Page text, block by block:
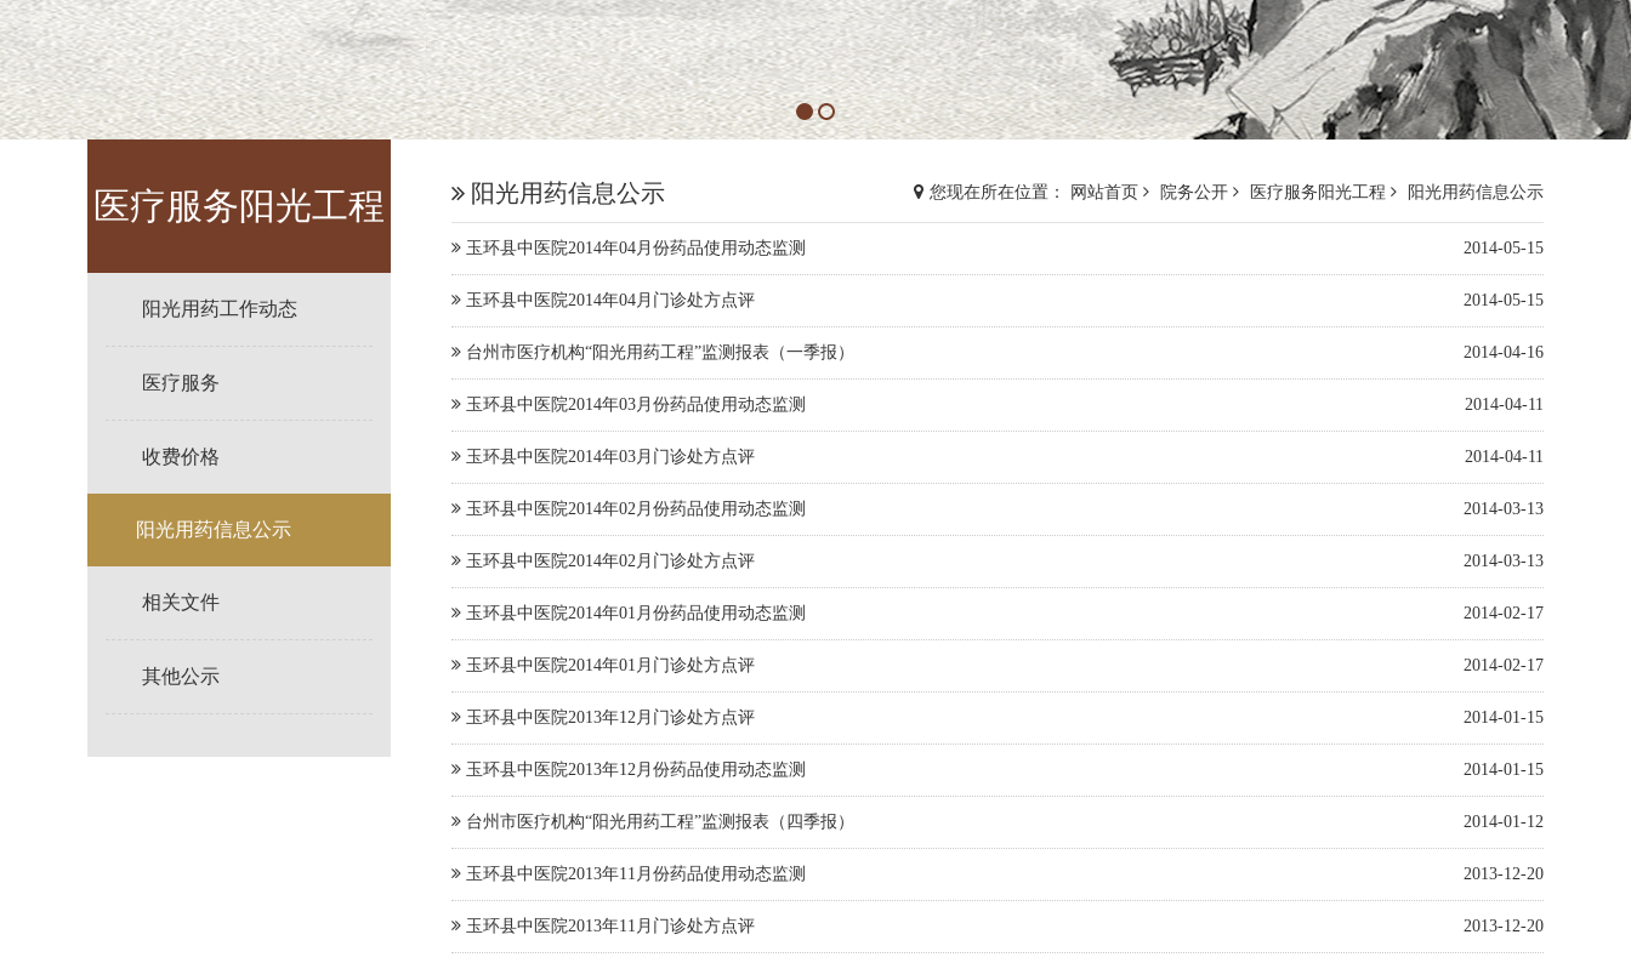
医疗服务阳光工程
阳光用药工作动态
医疗服务
收费价格
阳光用药信息公示
相关文件
其他公示
您现在所在位置： 网站首页 院务公开 医疗服务阳光工程 阳光用药信息公示
阳光用药信息公示
玉环县中医院2014年04月份药品使用动态监测 2014-05-15
玉环县中医院2014年04月门诊处方点评 2014-05-15
台州市医疗机构“阳光用药工程”监测报表（一季报） 2014-04-16
玉环县中医院2014年03月份药品使用动态监测 2014-04-11
玉环县中医院2014年03月门诊处方点评 2014-04-11
玉环县中医院2014年02月份药品使用动态监测 2014-03-13
玉环县中医院2014年02月门诊处方点评 2014-03-13
玉环县中医院2014年01月份药品使用动态监测 2014-02-17
玉环县中医院2014年01月门诊处方点评 2014-02-17
玉环县中医院2013年12月门诊处方点评 2014-01-15
玉环县中医院2013年12月份药品使用动态监测 2014-01-15
台州市医疗机构“阳光用药工程”监测报表（四季报） 2014-01-12
玉环县中医院2013年11月份药品使用动态监测 2013-12-20
玉环县中医院2013年11月门诊处方点评 2013-12-20